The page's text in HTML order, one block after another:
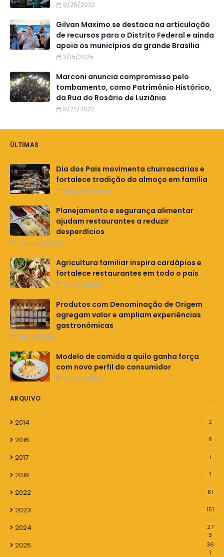
8/25/2022
Gilvan Maximo se destaca na articulação
de recursos para o Distrito Federal e ainda
apoia os municípios da grande Brasília
2/15/2025
Marconi anuncia compromisso pelo
tombamento, como Patrimônio Histórico,
da Rua do Rosário de Luziânia
8/22/2022
ÚLTIMAS
Dia dos Pais movimenta churrascarias e
fortalece tradição do almoço em família
August 05,2026
Planejamento e segurança alimentar
ajudam restaurantes a reduzir
desperdícios
August 03,2026
Agricultura familiar inspira cardápios e
fortalece restaurantes em todo o país
July 30,2026
Produtos com Denominação de Origem
agregam valor e ampliam experiências
gastronômicas
July 24,2026
Modelo de comida a quilo ganha força
com novo perfil do consumidor
July 24,2026
ARQUIVO
2014 2
2016 8
2017 1
2018 1
2022 81
2023 151
2024
27
3
2025
36
1